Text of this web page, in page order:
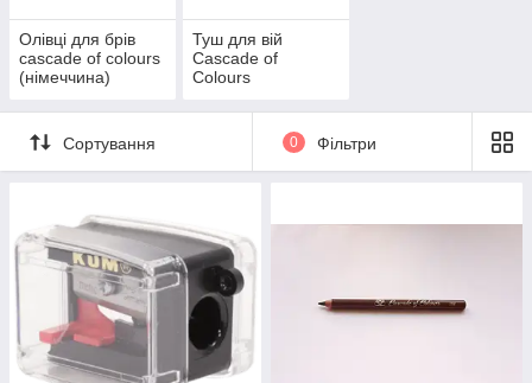
Олівці для брів
cascade of colours
(німеччина)
Туш для вій
Cascade of
Colours
Сортування 0 Фільтри